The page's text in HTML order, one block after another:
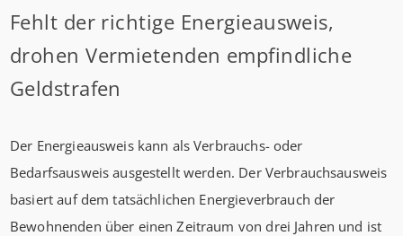
Fehlt der richtige Energieausweis,
drohen Vermietenden empfindliche
Geldstrafen
Der Energieausweis kann als Verbrauchs- oder
Bedarfsausweis ausgestellt werden. Der Verbrauchsausweis
basiert auf dem tatsächlichen Energieverbrauch der
Bewohnenden über einen Zeitraum von drei Jahren und ist